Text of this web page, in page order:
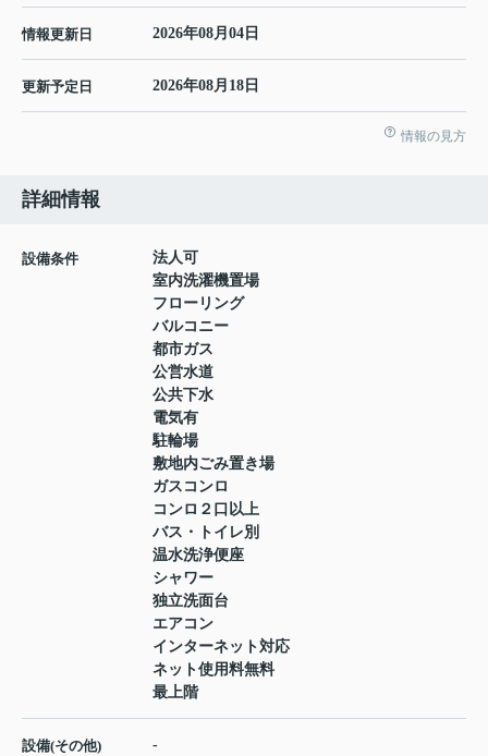
情報更新日 2026年08月04日
更新予定日 2026年08月18日
情報の見方
詳細情報
設備条件
法人可
室内洗濯機置場
フローリング
バルコニー
都市ガス
公営水道
公共下水
電気有
駐輪場
敷地内ごみ置き場
ガスコンロ
コンロ２口以上
バス・トイレ別
温水洗浄便座
シャワー
独立洗面台
エアコン
インターネット対応
ネット使用料無料
最上階
設備(その他) -